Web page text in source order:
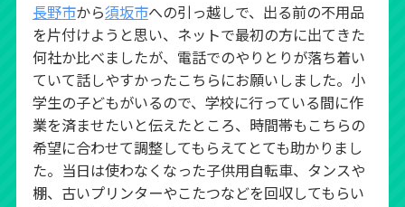
長野市から須坂市への引っ越しで、出る前の不用品
を片付けようと思い、ネットで最初の方に出てきた
何社か比べましたが、電話でのやりとりが落ち着い
ていて話しやすかったこちらにお願いしました。小
学生の子どもがいるので、学校に行っている間に作
業を済ませたいと伝えたところ、時間帯もこちらの
希望に合わせて調整してもらえてとても助かりまし
た。当日は使わなくなった子供用自転車、タンスや
棚、古いプリンターやこたつなどを回収してもらい